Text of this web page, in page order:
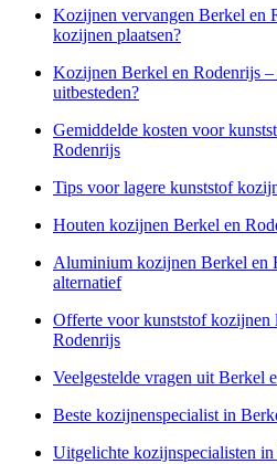
Kozijnen vervangen Berkel en
kozijnen plaatsen?
Kozijnen Berkel en Rodenrijs
uitbesteden?
Gemiddelde kosten voor
Rodenrijs
Tips voor lagere kunststof
Houten kozijnen Berkel en
Aluminium kozijnen Berkel en
alternatief
Offerte voor kunststof kozijnen
Rodenrijs
Veelgestelde vragen uit Berkel
Beste kozijnenspecialist in
Uitgelichte kozijnspecialisten